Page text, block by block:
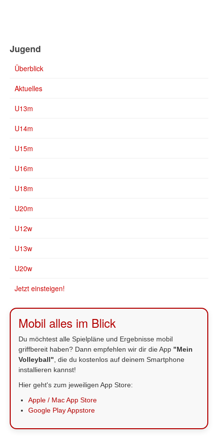
Jugend
Überblick
Aktuelles
U13m
U14m
U15m
U16m
U18m
U20m
U12w
U13w
U20w
Jetzt einsteigen!
Mobil alles im Blick
Du möchtest alle Spielpläne und Ergebnisse mobil
griffbereit haben? Dann empfehlen wir dir die App "Mein
Volleyball" , die du kostenlos auf deinem Smartphone
installieren kannst!
Hier geht's zum jeweiligen App Store:
Apple / Mac App Store
Google Play Appstore